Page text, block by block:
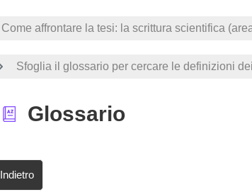
Come affrontare la tesi: la scrittura scientifica
Sfoglia il glossario per cercare le definizioni
Glossario
Indietro